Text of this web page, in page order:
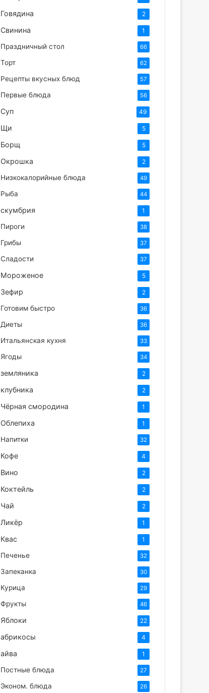
Говядина 2
Свинина 1
Праздничный стол 66
Торт 62
Рецепты вкусных блюд 57
Первые блюда 56
Суп 49
Щи 5
Борщ 5
Окрошка 2
Низкокалорийные блюда 49
Рыба 44
скумбрия 1
Пироги 38
Грибы 37
Сладости 37
Мороженое 5
Зефир 2
Готовим быстро 36
Диеты 36
Итальянская кухня 33
Ягоды 34
земляника 2
клубника 2
Чёрная смородина 1
Облепиха 1
Напитки 32
Кофе 4
Вино 2
Коктейль 2
Чай 2
Ликёр 1
Квас 1
Печенье 32
Запеканка 30
Курица 29
Фрукты 46
Яблоки 22
абрикосы 4
айва 1
Постные блюда 27
Эконом. блюда 26